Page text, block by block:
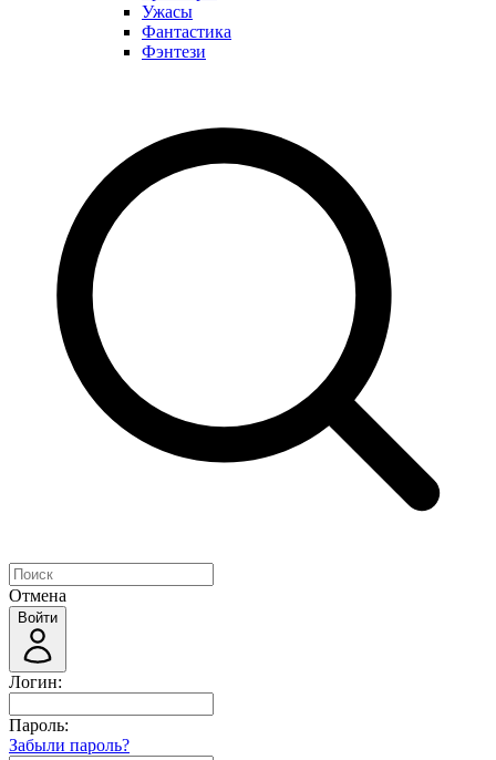
Ужасы
Фантастика
Фэнтези
Отмена
Войти
Логин:
Пароль:
Забыли пароль?